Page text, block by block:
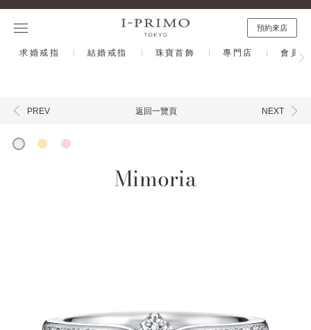
預約來店
求婚戒指 結婚戒指 珠寶首飾 專門店 會員
PREV 返回一覽頁 NEXT
Mimoria